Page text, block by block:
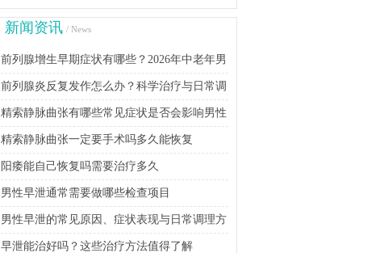
新闻资讯 / News
前列腺增生早期症状有哪些？2026年中老年男
性科学防治指南
前列腺炎反复发作怎么办？科学治疗与日常调
理方法详解
精索静脉曲张有哪些常见症状是否会影响男性
生育能力
精索静脉曲张一定要手术吗多久能恢复
阳痿能自己恢复吗需要治疗多久
男性早泄通常需要做哪些检查项目
男性早泄的常见原因、症状表现与日常调理方
法
早泄能治好吗？这些治疗方法值得了解